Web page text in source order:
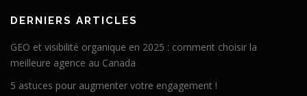
DERNIERS ARTICLES
GEO et visibilité organique en 2025 : comment choisir la
meilleure agence au Canada
5 astuces pour augmenter votre engagement !